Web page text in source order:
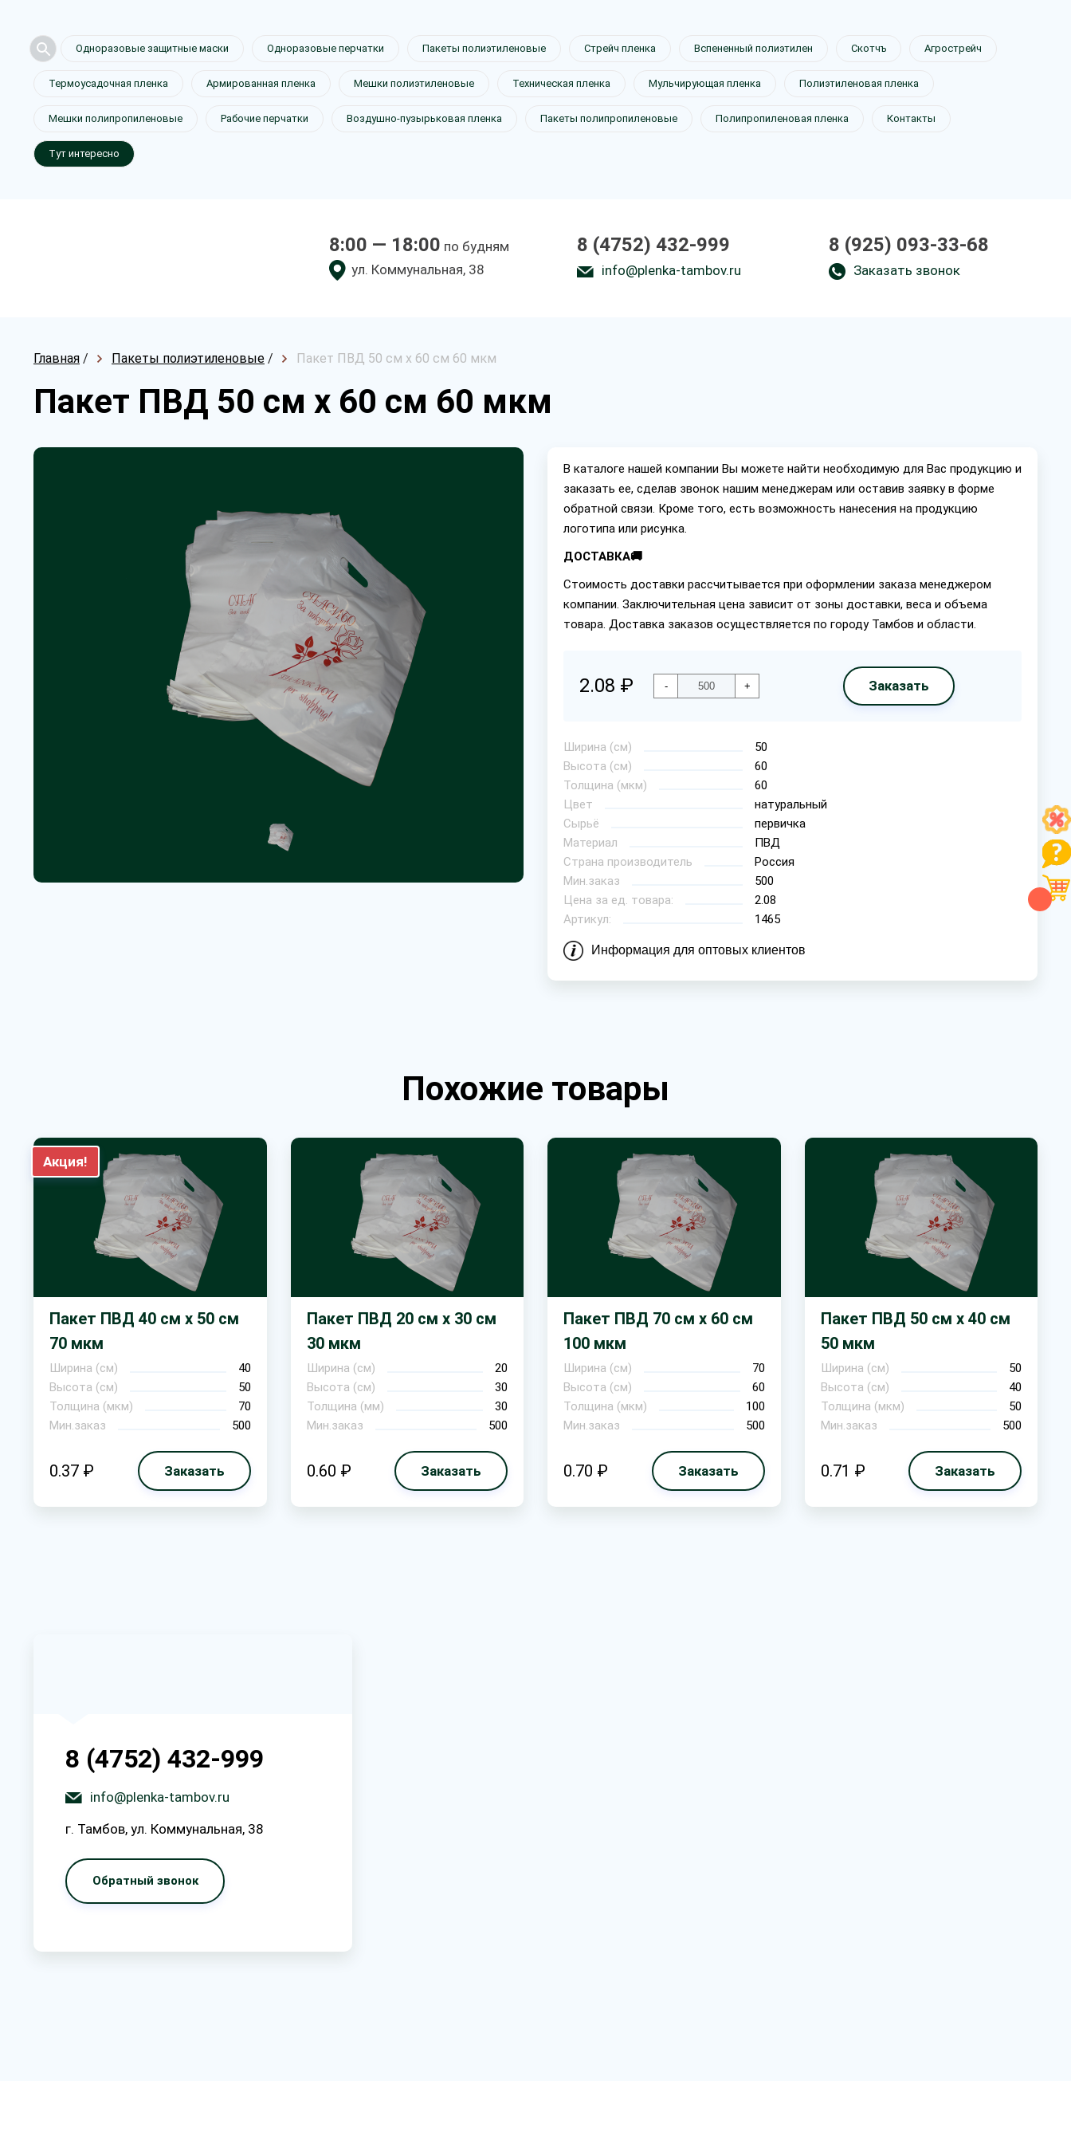
Одноразовые защитные маски Одноразовые перчатки Пакеты полиэтиленовые Стрейч пленка Вспененный полиэтилен Скотчъ Агрострейч
Термоусадочная пленка Армированная пленка Мешки полиэтиленовые Техническая пленка Мульчирующая пленка Полиэтиленовая пленка
Мешки полипропиленовые Рабочие перчатки Воздушно-пузырьковая пленка Пакеты полипропиленовые Полипропиленовая пленка Контакты
Тут интересно
8:00 — 18:00 по будням
ул. Коммунальная, 38
8 (4752) 432-999
info@plenka-tambov.ru
8 (925) 093-33-68
Заказать звонок
Главная / Пакеты полиэтиленовые / Пакет ПВД 50 см х 60 см 60 мкм
Пакет ПВД 50 см х 60 см 60 мкм
В каталоге нашей компании Вы можете найти необходимую для Вас продукцию и
заказать ее, сделав звонок нашим менеджерам или оставив заявку в форме
обратной связи. Кроме того, есть возможность нанесения на продукцию
логотипа или рисунка.
ДОСТАВКА🚚
Стоимость доставки рассчитывается при оформлении заказа менеджером
компании. Заключительная цена зависит от зоны доставки, веса и объема
товара. Доставка заказов осуществляется по городу Тамбов и области.
2.08 ₽ - + Заказать
Ширина (см)
50
Высота (см)
60
Толщина (мкм)
60
Цвет
натуральный
Сырьё
первичка
Материал
ПВД
Страна производитель
Россия
Мин.заказ
500
Цена за ед. товара:
2.08
Артикул:
1465
Информация для оптовых клиентов
Похожие товары
Акция!
Пакет ПВД 40 см х 50 см
70 мкм
Ширина (см)
40
Высота (см)
50
Толщина (мкм)
70
Мин.заказ
500
0.37 ₽ Заказать
Пакет ПВД 20 см х 30 см
30 мкм
Ширина (см)
20
Высота (см)
30
Толщина (мм)
30
Мин.заказ
500
0.60 ₽ Заказать
Пакет ПВД 70 см х 60 см
100 мкм
Ширина (см)
70
Высота (см)
60
Толщина (мкм)
100
Мин.заказ
500
0.70 ₽ Заказать
Пакет ПВД 50 см х 40 см
50 мкм
Ширина (см)
50
Высота (см)
40
Толщина (мкм)
50
Мин.заказ
500
0.71 ₽ Заказать
8 (4752) 432-999
info@plenka-tambov.ru
г. Тамбов, ул. Коммунальная, 38
Обратный звонок